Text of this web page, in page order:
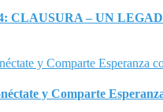
CLAUSURA – UN
y Comparte